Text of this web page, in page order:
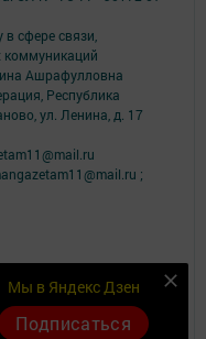
Мы в Яндекс Дзен
Подписаться
сфере связи,
коммуникаций
Ашрафулловна
Республика
ул. Ленина, д. 17
;
сервисов и
настройках браузера.